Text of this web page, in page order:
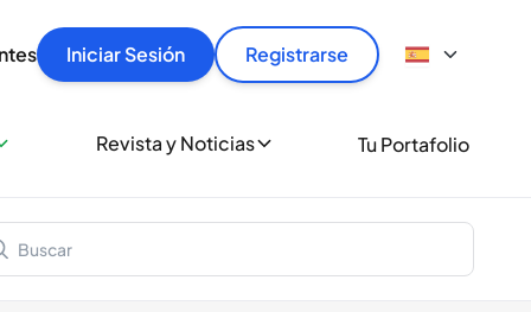
Iniciar Sesión Registrarse
rápido, con seguridad y al mejor precio.
miles de amantes del whisky y los destilados.
Revista y Noticias Tu Portafolio